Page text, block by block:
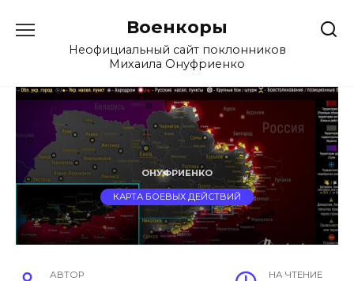
содержанию
Военкоры
Неофициальный сайт поклонников
Михаила Онуфриенко
ОНУФРИЕНКО
КАРТА БОЕВЫХ ДЕЙСТВИЙ
АВТОР НА ЧТЕНИЕ